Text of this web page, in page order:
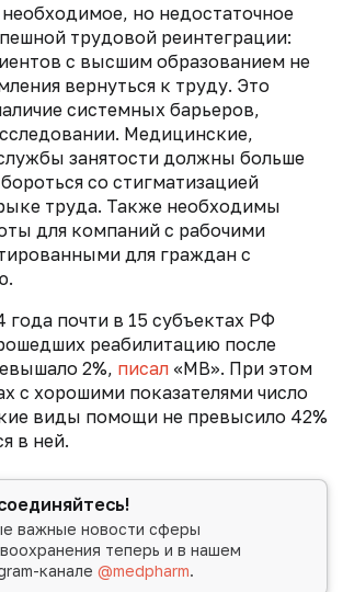
но недостаточное
трудовой реинтеграции:
с высшим образованием не
вернуться к труду. Это
системных барьеров,
Медицинские,
занятости должны больше
со стигматизацией
труда. Также необходимы
для компаний с рабочими
для граждан с
года почти в 15 субъектах РФ
реабилитацию после
2%, писал «МВ». При этом
с хорошими показателями число
виды помощи не превысило 42%
в ней.
важные новости сферы
теперь и в нашем
канале@medpharm.